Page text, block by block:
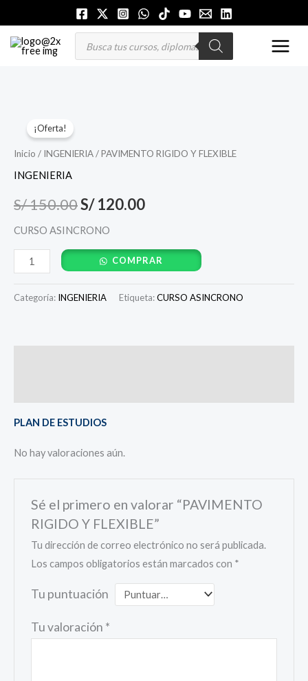
al
contenido
Búsqueda
productos
¡Oferta!
Inicio / INGENIERIA/ PAVIMENTO RIGIDO Y FLEXIBLE
INGENIERIA
S/150.00
precio
era:
S/ 150.00.
S/120.00
precio
es:
CURSO ASINCRONO
RIGIDO
Y
FLEXIBLE
COMPRAR
Categoría: INGENIERIA Etiqueta:CURSO ASINCRONO
PLAN DE ESTUDIOS
No hay valoraciones aún.
Sé el primero en valorar “PAVIMENTO
RIGIDO Y FLEXIBLE”
Tu dirección de correo electrónico no será publicada.
Los campos obligatorios están marcados con *
Tu puntuación
Tu valoración *